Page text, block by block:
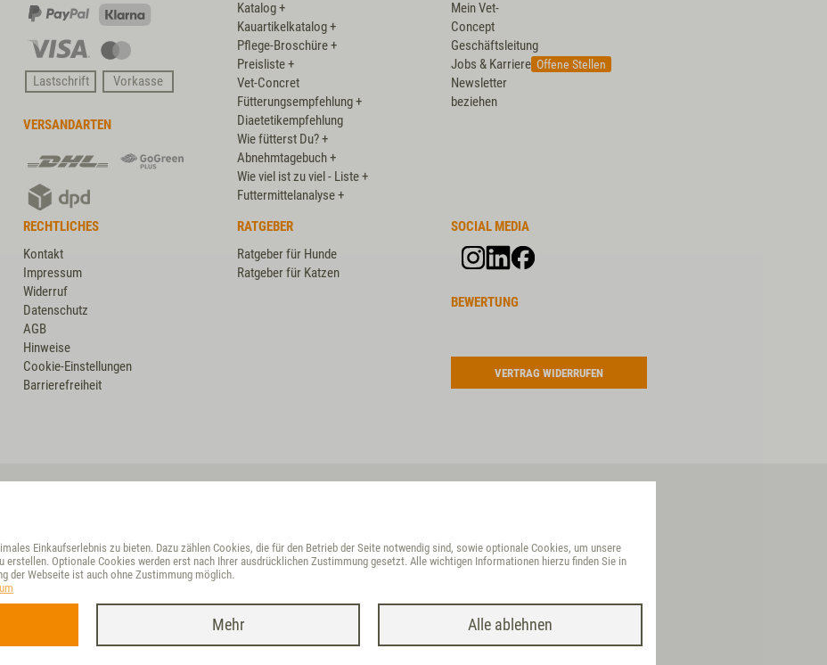
Einkaufserlebnis zu bieten. Dazu zählen Cookies, die für den Betrieb der Seite notwendig sind, sowie optionale Cookies, um unsere
Optionale Cookies werden erst nach Ihrer ausdrücklichen Zustimmung gesetzt. Alle wichtigen Informationen hierzu finden Sie in
der Webseite ist auch ohne Zustimmung möglich.
Mehr
PayPal
Visa
Lastschrift
Vorkasse
VERSANDARTEN
DHL
DHL
GoGreen
DPD
Katalog +
Kauartikelkatalog +
Pflege-Broschüre +
Preisliste +
Vet-Concret
Fütterungsempfehlung +
Diaetetikempfehlung
Wie fütterst Du? +
Abnehmtagebuch +
Wie viel ist zu viel - Liste +
Futtermittelanalyse +
Mein Vet-
Concept
Geschäftsleitung
Jobs & Karriere Offene Stellen
Newsletter
beziehen
RECHTLICHES
Kontakt
Impressum
Widerruf
Datenschutz
AGB
Hinweise
Cookie-Einstellungen
Barrierefreiheit
RATGEBER
Ratgeber für Hunde
Ratgeber für Katzen
SOCIAL MEDIA
BEWERTUNG
VERTRAG WIDERRUFEN
Croatia
Hungary
| * Alle Preise inkl. ges. MwSt./ zzgl. Versand| © Vet Concept, realisiert mit dem D&G-Internet-Shop powered by WEBSALE AG